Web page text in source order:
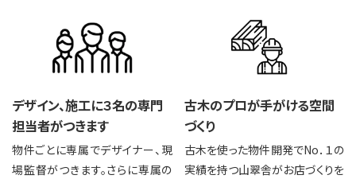
デザイン、施工に３名の専門
担当者がつきます
物件ごとに専属でデザイナー、現
場監督がつきます。さらに専属の
古木のプロが手がける空間
づくり
古木を使った物件開発でNo．１の
実績を持つ山翠舎がお店づくりを